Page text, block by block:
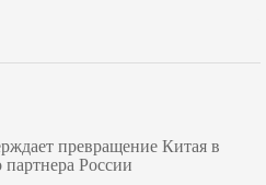
превращение Китая в
России